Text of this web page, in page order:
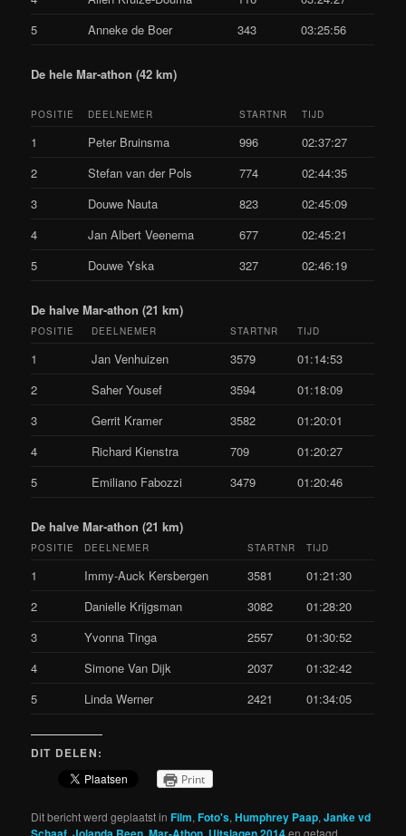
5
Anneke de Boer 343 03:25:56
De hele Mar-athon (42 km)
POSITIE DEELNEMER STARTNR TIJD
1 Peter Bruinsma 996
02:37:27
2
Stefan van der Pols 774
02:44:35
3
Douwe Nauta 823
02:45:09
4
Jan Albert Veenema 677
02:45:21
5
Douwe Yska 327 02:46:19
De halve Mar-athon (21 km)
POSITIE DEELNEMER STARTNR TIJD
1 Jan Venhuizen 3579
01:14:53
2
Saher Yousef 3594
01:18:09
3
Gerrit Kramer 3582
01:20:01
4
Richard Kienstra 709
01:20:27
5
Emiliano Fabozzi 3479 01:20:46
De halve Mar-athon (21 km)
POSITIE DEELNEMER STARTNR TIJD
1 Immy-Auck Kersbergen 3581
01:21:30
2
Danielle Krijgsman 3082
01:28:20
3
Yvonna Tinga 2557
01:30:52
4
Simone Van Dijk 2037
01:32:42
5
Linda Werner 2421 01:34:05
DIT DELEN:
Print
Dit bericht werd geplaatst inFilm,Foto's,Humphrey Paap,Janke vd
, , , en getagd